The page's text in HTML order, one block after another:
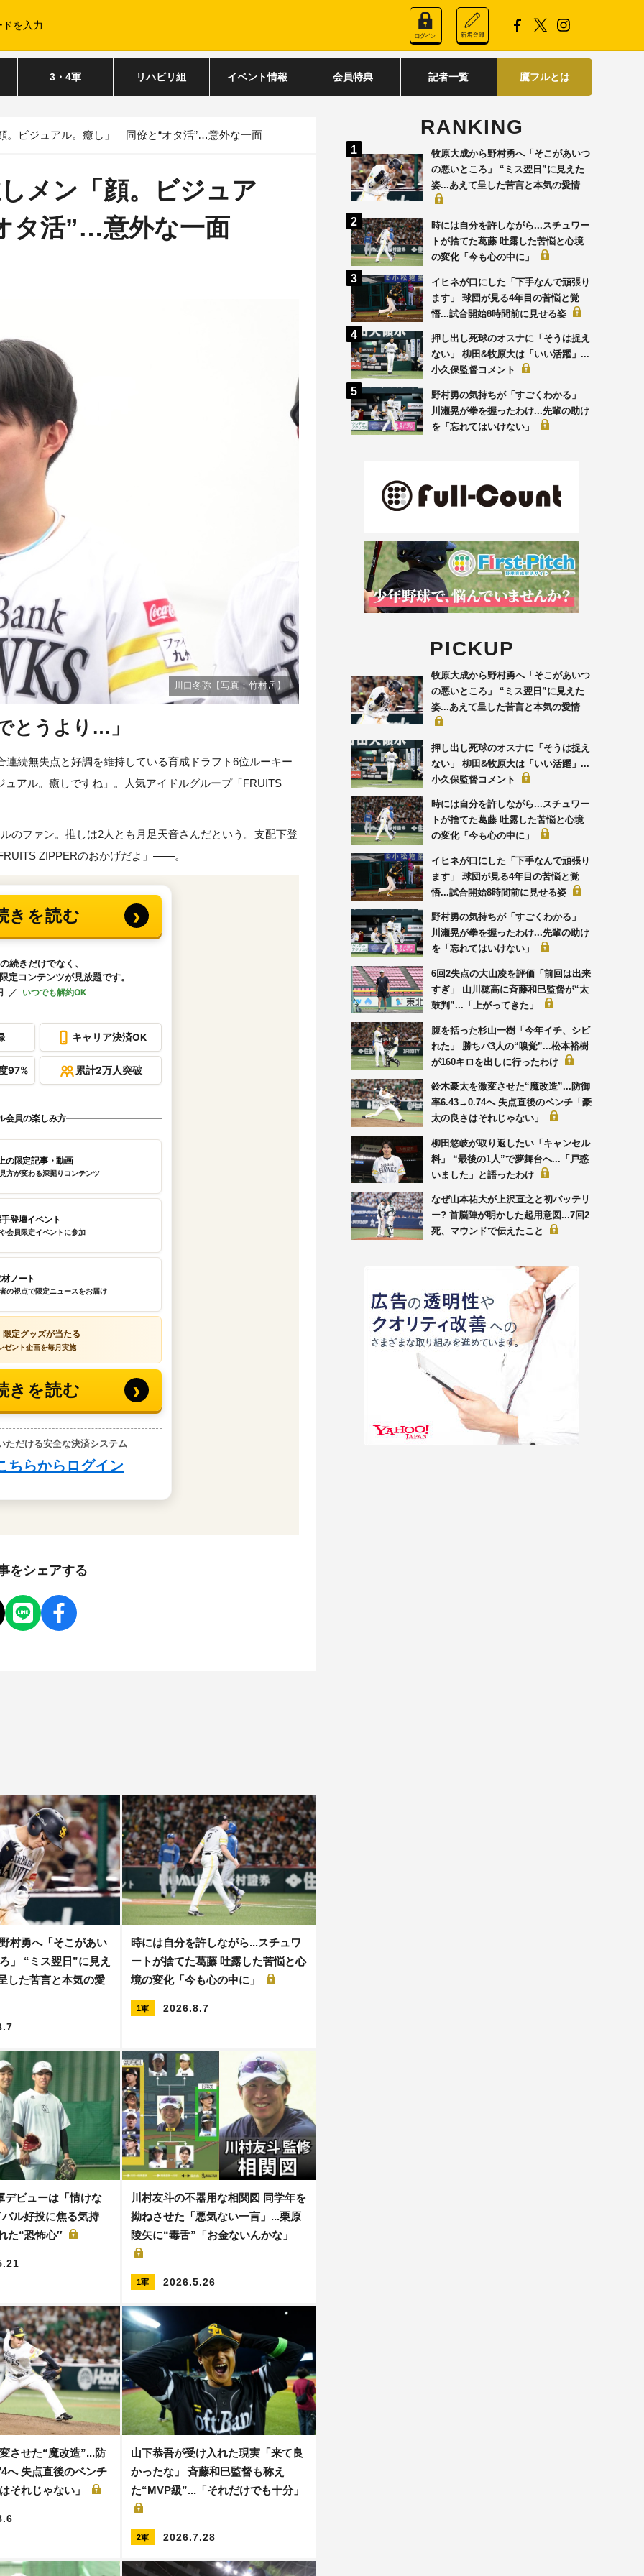
3・4軍 リハビリ組 イベント情報 会員特典 記者一覧 鷹フルとは
。ビジュアル。癒し」 同僚と“オタ活”…意外な一面
メン「顔。ビジュア
タ活”…意外な一面
川口冬弥【写真：竹村岳】
とうより…」
続無失点と好調を維持している育成ドラフト6位ルーキー
アル。癒しですね」。人気アイドルグループ「FRUITS
ファン。推しは2人とも月足天音さんだという。支配下登
ZIPPERのおかげだよ」――。
をシェアする
村勇へ「そこがあい
」 “ミス翌日”に見え
した苦言と本気の愛
時には自分を許しながら...スチュワ
ートが捨てた葛藤 吐露した苦悩と心
境の変化「今も心の中に」
1軍 2026.8.7
デビューは「情けな
ル好投に焦る気持
た“恐怖心′′
川村友斗の不器用な相関図 同学年を
拗ねさせた「悪気ない一言」...栗原
陵矢に“毒舌”「お金ないんかな」
1軍 2026.5.26
させた“魔改造”...防
へ 失点直後のベンチ
それじゃない」
山下恭吾が受け入れた現実「来て良
かったな」 斉藤和巳監督も称え
た“MVP級”...「それだけでも十分」
2軍 2026.7.28
RANKING
牧原大成から野村勇へ「そこがあいつ
の悪いところ」 “ミス翌日”に見えた
姿...あえて呈した苦言と本気の愛情
時には自分を許しながら...スチュワー
トが捨てた葛藤 吐露した苦悩と心境
の変化「今も心の中に」
イヒネが口にした「下手なんで頑張り
ます」 球団が見る4年目の苦悩と覚
悟...試合開始8時間前に見せる姿
押し出し死球のオスナに「そうは捉え
ない」 柳田&牧原大は「いい活躍」...
小久保監督コメント
野村勇の気持ちが「すごくわかる」
川瀬晃が拳を握ったわけ...先輩の助け
を「忘れてはいけない」
PICKUP
牧原大成から野村勇へ「そこがあいつ
の悪いところ」 “ミス翌日”に見えた
姿...あえて呈した苦言と本気の愛情
押し出し死球のオスナに「そうは捉え
ない」 柳田&牧原大は「いい活躍」...
小久保監督コメント
時には自分を許しながら...スチュワー
トが捨てた葛藤 吐露した苦悩と心境
の変化「今も心の中に」
イヒネが口にした「下手なんで頑張り
ます」 球団が見る4年目の苦悩と覚
悟...試合開始8時間前に見せる姿
野村勇の気持ちが「すごくわかる」
川瀬晃が拳を握ったわけ...先輩の助け
を「忘れてはいけない」
6回2失点の大山凌を評価「前回は出来
すぎ」 山川穂高に斉藤和巳監督が“太
鼓判”...「上がってきた」
腹を括った杉山一樹「今年イチ、シビ
れた」 勝ちパ3人の“嗅覚”...松本裕樹
が160キロを出しに行ったわけ
鈴木豪太を激変させた“魔改造”...防御
率6.43→0.74へ 失点直後のベンチ「豪
太の良さはそれじゃない」
柳田悠岐が取り返したい「キャンセル
料」 “最後の1人”で夢舞台へ...「戸惑
いました」と語ったわけ
なぜ山本祐大が上沢直之と初バッテリ
ー? 首脳陣が明かした起用意図...7回2
死、マウンドで伝えたこと